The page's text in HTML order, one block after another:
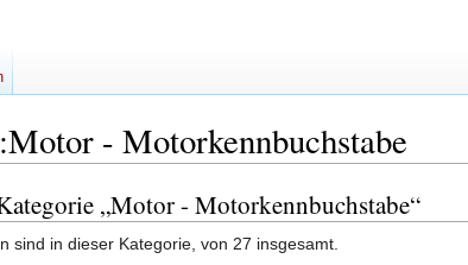
:Motor - Motorkennbuchstabe
„Motor - Motorkennbuchstabe“
sind in dieser Kategorie, von 27 insgesamt.